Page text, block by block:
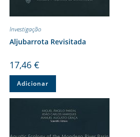
Investigação
Aljubarrota Revisitada
17,46 €
Adicionar